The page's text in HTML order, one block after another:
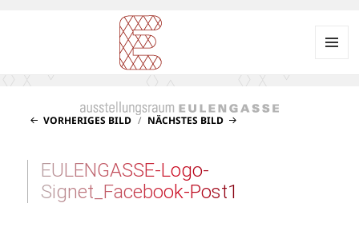
EULENGASSE
VORHERIGES BILD NÄCHSTES BILD
EULENGASSE-Logo-
Signet_Facebook-Post1